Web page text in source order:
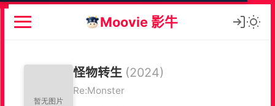
Moovie 影牛
怪物转生 (2024)
Re:Monster